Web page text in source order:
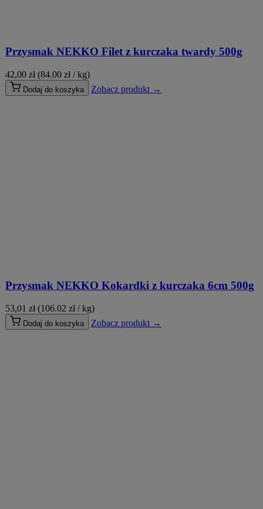
Przysmak NEKKO Filet z kurczaka twardy 500g
42,00 zł (84.00 zł / kg)
Dodaj do koszyka Zobacz produkt →
Przysmak NEKKO Kokardki z kurczaka 6cm 500g
53,01 zł (106.02 zł / kg)
Dodaj do koszyka Zobacz produkt →